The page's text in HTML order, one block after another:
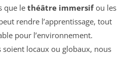
que le théâtre immersifou les
rendre l’apprentissage, tout
pour l’environnement.
soient locaux ou globaux, nous